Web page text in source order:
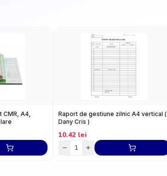
CMR, A4,
Raport de gestiune zilnic A4 vertical (
Dany Cris )
10.42 lei